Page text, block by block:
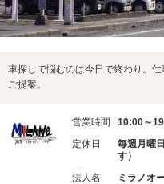
車探しで悩むのは今日で終わり。
ご提案。
営業時間
10:00～
定休日
毎週月曜
す）
法人名
ミラノオ